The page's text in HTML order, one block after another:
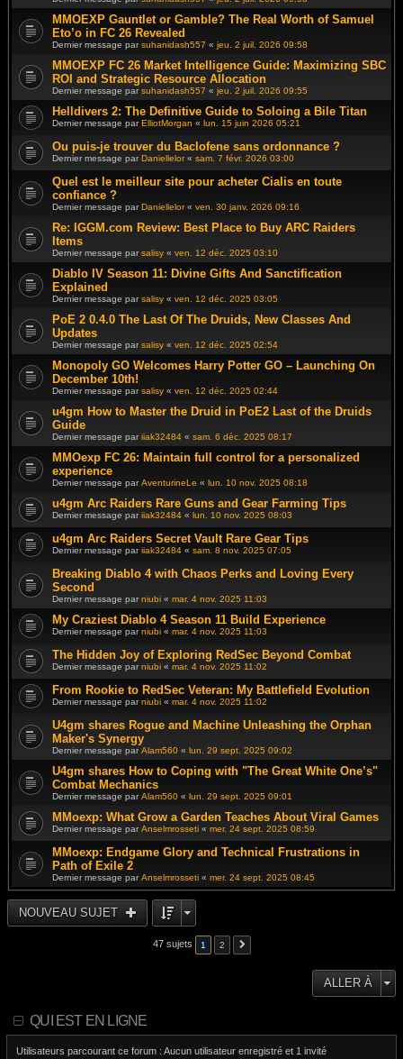
MMOEXP Gauntlet or Gamble? The Real Worth of Samuel
Eto’o in FC 26 Revealed
Dernier message parsuhanidash557 « jeu. 2 juil. 2026 09:58
MMOEXP FC 26 Market Intelligence Guide: Maximizing SBC
ROI and Strategic Resource Allocation
Dernier message par suhanidash557 « jeu. 2 juil. 2026 09:55
Helldivers 2: The Definitive Guide to Soloing a Bile Titan
Dernier message parElliotMorgan « lun. 15 juin 2026 05:21
Ou puis-je trouver du Baclofene sans ordonnance ?
Dernier message parDaniellelor« sam. 7 févr. 2026 03:00
Quel est le meilleur site pour acheter Cialis en toute
confiance ?
Dernier message parDaniellelor« ven. 30 janv. 2026 09:16
Re: IGGM.com Review: Best Place to Buy ARC Raiders
Items
Dernier message par salisy « ven. 12 déc. 2025 03:10
Diablo IV Season 11: Divine Gifts And Sanctification
Explained
Dernier message parsalisy « ven. 12 déc. 2025 03:05
PoE 2 0.4.0 The Last Of The Druids, New Classes And
Updates
Dernier message par salisy « ven. 12 déc. 2025 02:54
Monopoly GO Welcomes Harry Potter GO – Launching On
December 10th!
Dernier message parsalisy « ven. 12 déc. 2025 02:44
u4gm How to Master the Druid in PoE2 Last of the Druids
Guide
Dernier message par iiak32484 « sam. 6 déc. 2025 08:17
MMOexp FC 26: Maintain full control for a personalized
experience
Dernier message parAventurineLe « lun. 10 nov. 2025 08:18
u4gm Arc Raiders Rare Guns and Gear Farming Tips
Dernier message pariiak32484 « lun. 10 nov. 2025 08:03
u4gm Arc Raiders Secret Vault Rare Gear Tips
Dernier message pariiak32484 « sam. 8 nov. 2025 07:05
Breaking Diablo 4 with Chaos Perks and Loving Every
Second
Dernier message par niubi « mar. 4 nov. 2025 11:03
My Craziest Diablo 4 Season 11 Build Experience
Dernier message parniubi « mar. 4 nov. 2025 11:03
The Hidden Joy of Exploring RedSec Beyond Combat
Dernier message parniubi « mar. 4 nov. 2025 11:02
From Rookie to RedSec Veteran: My Battlefield Evolution
Dernier message parniubi « mar. 4 nov. 2025 11:02
U4gm shares Rogue and Machine Unleashing the Orphan
Maker's Synergy
Dernier message par Alam560 « lun. 29 sept. 2025 09:02
U4gm shares How to Coping with "The Great White One’s"
Combat Mechanics
Dernier message parAlam560 « lun. 29 sept. 2025 09:01
MMoexp: What Grow a Garden Teaches About Viral Games
Dernier message parAnselmrosseti « mer. 24 sept. 2025 08:59
MMoexp: Endgame Glory and Technical Frustrations in
Path of Exile 2
Dernier message parAnselmrosseti « mer. 24 sept. 2025 08:45
NOUVEAU SUJET
47 sujets 1 2
ALLER À
QUI EST EN LIGNE
Utilisateurs parcourant ce forum : Aucun utilisateur enregistré et 1 invité